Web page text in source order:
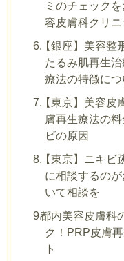
ミのチェック
容皮膚科クリ
【銀座】美容整
たるみ肌再生
療法の特徴につ
【東京】美容皮
膚再生療法の
ビの原因
【東京】ニキビ
に相談するの
いて相談を
都内美容皮膚科
ク！PRP皮膚
ト